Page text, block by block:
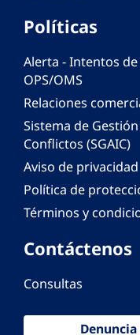
Políticas
Alerta - Intentos
OPS/OMS
Relaciones
Sistema de
Conflictos (SGAIC)
Aviso de privacidad
Política de
Términos y
Contáctenos
Consultas